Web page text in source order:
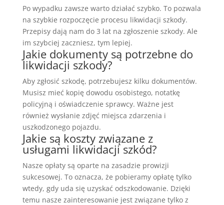
Po wypadku zawsze warto działać szybko. To pozwala
na szybkie rozpoczęcie procesu likwidacji szkody.
Przepisy dają nam do 3 lat na zgłoszenie szkody. Ale
im szybciej zaczniesz, tym lepiej.
Jakie dokumenty są potrzebne do
likwidacji szkody?
Aby zgłosić szkodę, potrzebujesz kilku dokumentów.
Musisz mieć kopię dowodu osobistego, notatkę
policyjną i oświadczenie sprawcy. Ważne jest
również wysłanie zdjęć miejsca zdarzenia i
uszkodzonego pojazdu.
Jakie są koszty związane z
usługami likwidacji szkód?
Nasze opłaty są oparte na zasadzie prowizji
sukcesowej. To oznacza, że pobieramy opłatę tylko
wtedy, gdy uda się uzyskać odszkodowanie. Dzięki
temu nasze zainteresowanie jest związane tylko z